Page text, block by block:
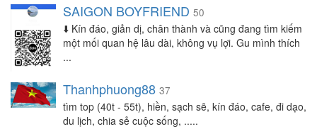
SAIGON BOYFRIEND 50
⬇️ Kín đáo, giản dị, chân thành và cũng đang tìm kiếm
một mối quan hệ lâu dài, không vụ lợi. Gu mình thích
...
Thanhphuong88 37
tìm top (40t - 55t), hiền, sạch sẽ, kín đáo, cafe, đi dạo,
du lịch, chia sẻ cuộc sống, .....